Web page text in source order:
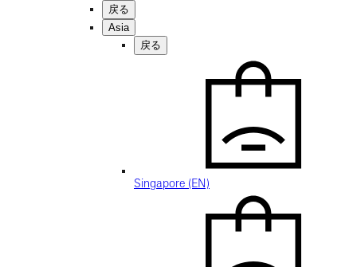
戻る
Asia
戻る
Singapore (EN)